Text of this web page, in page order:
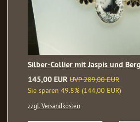
Silber-Collier mit Jaspis und
145,00 EUR UVP 289,00 EUR
Sie sparen 49.8% (144,00 EUR)
zzgl. Versandkosten